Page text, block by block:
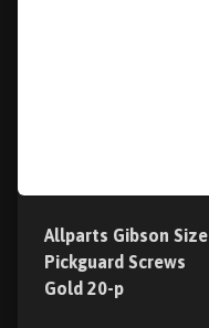
Allparts Gibson Size
Pickguard Screws
Gold 20-p